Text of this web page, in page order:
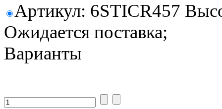
Артикул: 6STICR457
Ожидается поставка;
Варианты